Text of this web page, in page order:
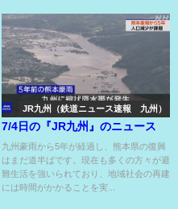
JR九州（鉄道ニュース速報 九州）
7/4日の『JR九州』のニュース
九州豪雨から5年が経過し、熊本県の復興
はまだ道半ばです。現在も多くの方々が避
難生活を強いられており、地域社会の再建
には時間がかかることを実...